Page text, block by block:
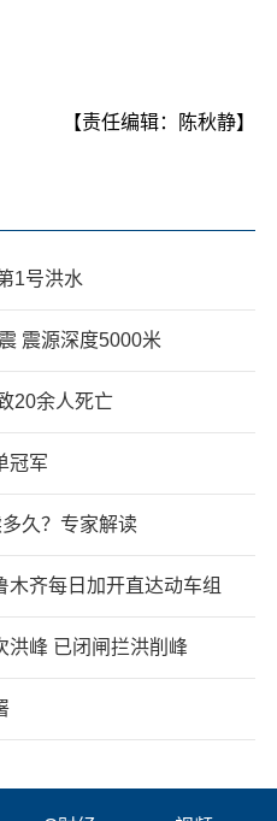
【责任编辑：陈秋静】
1号洪水
震源深度5000米
20余人死亡
冠军
久？专家解读
齐每日加开直达动车组
洪峰 已闭闸拦洪削峰